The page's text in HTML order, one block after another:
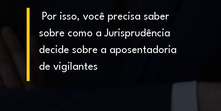
Por isso, você precisa saber
sobre como a Jurisprudência
decide sobre a aposentadoria
de vigilantes